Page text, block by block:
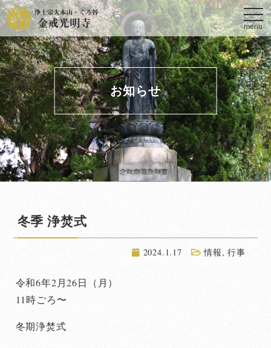
menu
お知らせ
冬季 浄焚式
2024.1.17 情報,行事
令和6年2月26日（月）
11時ごろ〜
冬期浄焚式